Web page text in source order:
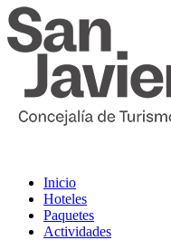
Inicio
Hoteles
Paquetes
Actividades